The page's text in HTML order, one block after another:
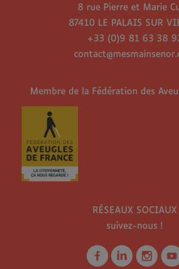
8 rue Pierre et Marie
87410 LE PALAIS SUR
+33 (0)9 81 63 38
Membre de la Fédération des
RÉSEAUX SOCIAUX
suivez-nous !